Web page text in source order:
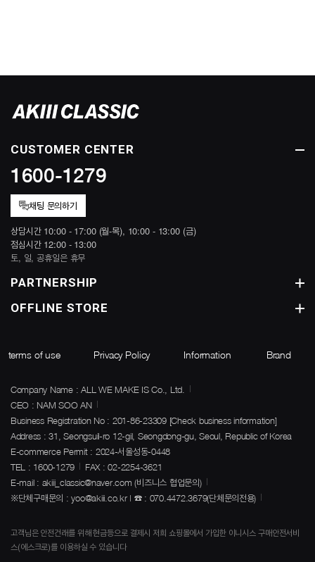
CUSTOMER CENTER
1600-1279
채팅 문의하기
상담시간 10:00 - 17:00 (월-목), 10:00 - 13:00 (금)
점심시간 12:00 - 13:00
토, 일, 공휴일은 휴무
PARTNERSHIP
OFFLINE STORE
terms of use Privacy Policy Information Brand
Company Name : ALL WE MAKE IS Co., Ltd.
CEO : NAM SOO AN
Business Registration No : 201-86-23309 [Check business information]
Address : 31, Seongsuil-ro 12-gil, Seongdong-gu, Seoul, Republic of Korea
E-commerce Permit : 2024-서울성동-0448
TEL : 1600-1279
FAX : 02-2254-3621
E-mail : akiii_classic@naver.com (비즈니스 협업문의)
※단체구매문의 : yoo@akiii.co.kr | ☎ : 070.4472.3679(단체문의전용)
고객님은 안전건래를 위해 현금등으로 결제시 저희 쇼핑몰에서 가입한 이니시스 구매안전서비
스(에스크로)를 이용하실 수 있습니다